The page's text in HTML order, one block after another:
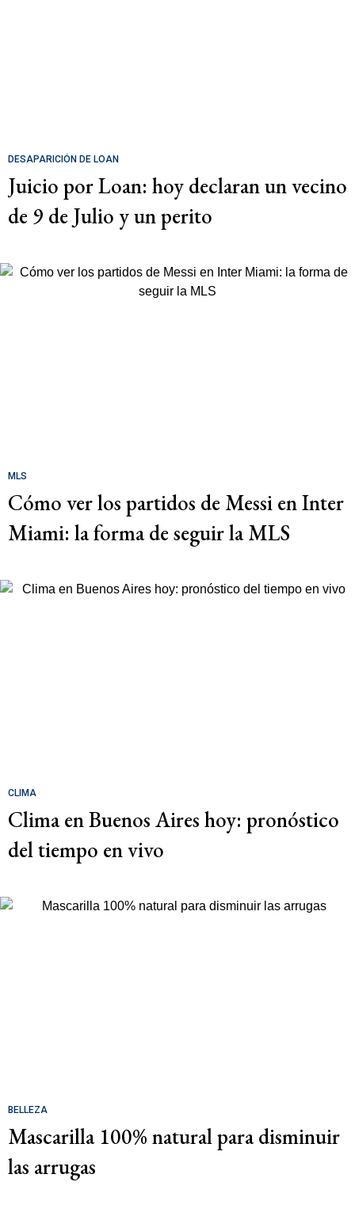
DESAPARICIÓN DE LOAN
Juicio por Loan: hoy declaran un vecino
de 9 de Julio y un perito
MLS
Cómo ver los partidos de Messi en Inter
Miami: la forma de seguir la MLS
CLIMA
Clima en Buenos Aires hoy: pronóstico
del tiempo en vivo
BELLEZA
Mascarilla 100% natural para disminuir
las arrugas